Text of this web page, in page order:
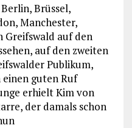
Brüssel,
Manchester,
Greifswald auf den
auf den zweiten
Publikum,
guten Ruf
erhielt Kim von
der damals schon